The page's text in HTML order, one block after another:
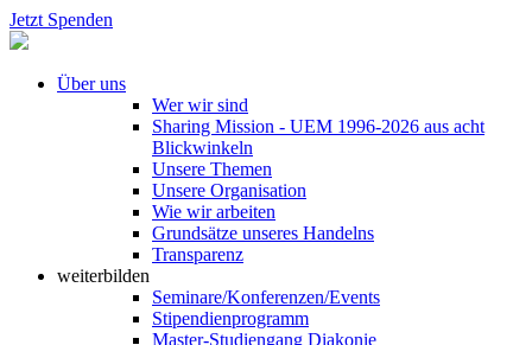
Jetzt Spenden
Über uns
Wer wir sind
Sharing Mission - UEM 1996-2026 aus acht
Blickwinkeln
Unsere Themen
Unsere Organisation
Wie wir arbeiten
Grundsätze unseres Handelns
Transparenz
weiterbilden
Seminare/Konferenzen/Events
Stipendienprogramm
Master-Studiengang Diakonie